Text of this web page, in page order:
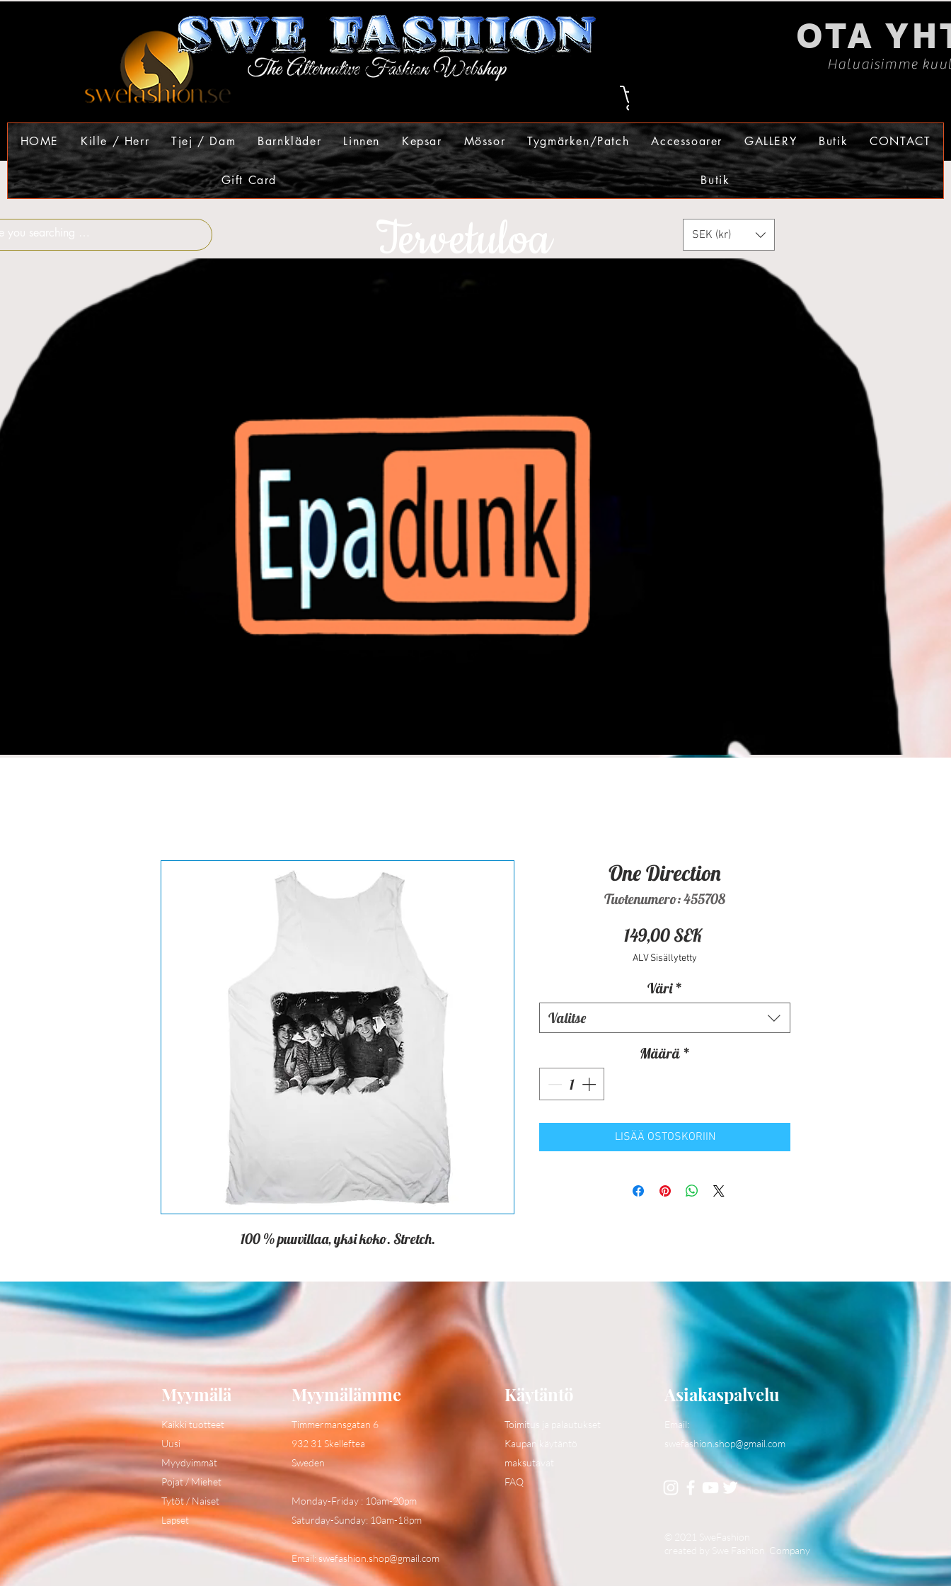
OTA
Haluaisimme
HOME Kille / Herr Tjej / Dam Barnkläder Linnen Kepsar Mössor Tygmärken/Patch Accessoarer GALLERY Butik CONTACT
Gift Card Butik
Tervetuloa SEK (kr)
100 % puuvillaa, yksi koko. Stretch.
One Direction
Tuotenumero: 455708
149,00 SEKHinta
ALV Sisällytetty
Väri *
Valitse
Määrä *
LISÄÄ OSTOSKORIIN
Myymälä
Kaikki tuotteet
Uusi
Myydyimmät
Pojat / Miehet
Tytöt / Naiset
Lapset
Myymälämme
Timmermansgatan 6
932 31 Skelleftea
Sweden
Monday-Friday : 10am-20pm
Saturday-Sunday: 10am-18pm
Email: swefashion.shop@gmail.com
Käytäntö
Toimitus ja palautukset
Kaupan käytäntö
maksutavat
FAQ
Asiakaspalvelu
Email:
swefashion.shop@gmail.com
© 2021 SweFashion
created by Swe Fashion Company